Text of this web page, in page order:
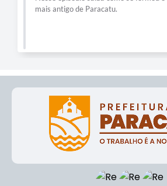
mais antigo de Paracatu.